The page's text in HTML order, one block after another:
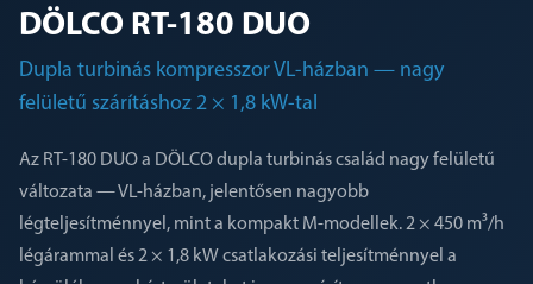
DÖLCO RT-180 DUO
Dupla turbinás kompresszor VL-házban — nagy
felületű szárításhoz 2 × 1,8 kW-tal
Az RT-180 DUO a DÖLCO dupla turbinás család nagy felületű
változata — VL-házban, jelentősen nagyobb
légteljesítménnyel, mint a kompakt M-modellek. 2 × 450 m³/h
légárammal és 2 × 1,8 kW csatlakozási teljesítménnyel a